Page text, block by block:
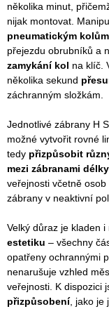
několika minut,
nijak montovat.
pneumatickým kolům
přejezdu obrubníků a
zamykání kol na klíč.
několika sekund
záchranným složkám.
Jednotlivé zábrany H
možné vytvořit rovné
tedy přizpůsobit
mezi zábranami
veřejnosti včetně
zábrany v neaktivní
Velký důraz je kladen i
estetiku – všechny
opatřeny ochrannými
nenarušuje vzhled
veřejnosti. K dispozici
přizpůsobení, jako je